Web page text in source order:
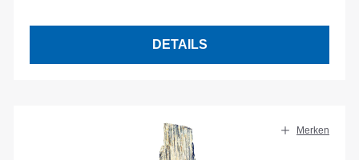
DETAILS
Merken